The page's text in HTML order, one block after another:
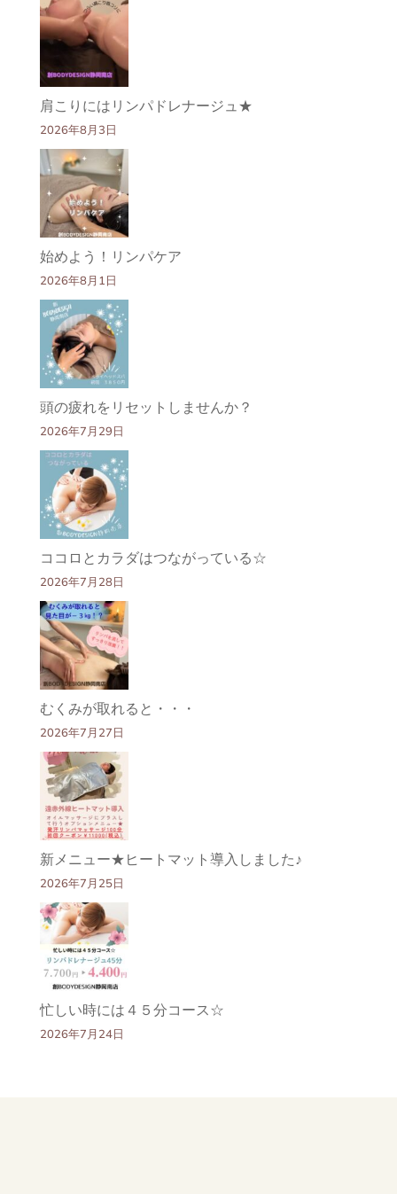
肩こりにはリンパドレナージュ★
2026年8月3日
始めよう！リンパケア
2026年8月1日
頭の疲れをリセットしませんか？
2026年7月29日
ココロとカラダはつながっている☆
2026年7月28日
むくみが取れると・・・
2026年7月27日
新メニュー★ヒートマット導入しました♪
2026年7月25日
忙しい時には４５分コース☆
2026年7月24日